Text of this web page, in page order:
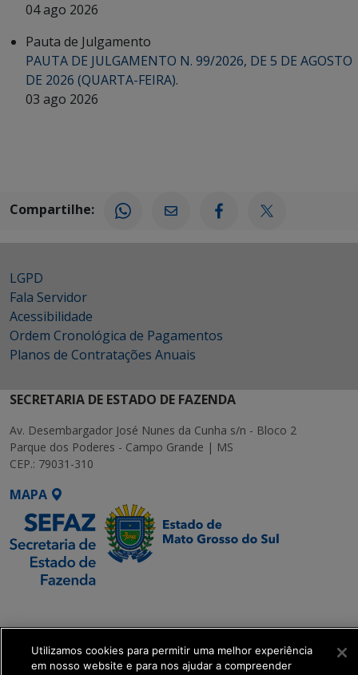
04 ago 2026
Pauta de Julgamento
PAUTA DE JULGAMENTO N. 99/2026, DE 5 DE AGOSTO
DE 2026 (QUARTA-FEIRA).
03 ago 2026
Compartilhe:
LGPD
Fala Servidor
Acessibilidade
Ordem Cronológica de Pagamentos
Planos de Contratações Anuais
SECRETARIA DE ESTADO DE FAZENDA
Av. Desembargador José Nunes da Cunha s/n - Bloco 2
Parque dos Poderes - Campo Grande | MS
CEP.: 79031-310
MAPA
Executiva de
Transformação Digital
Utilizamos cookies para permitir uma melhor experiência
em nosso website e para nos ajudar a compreender